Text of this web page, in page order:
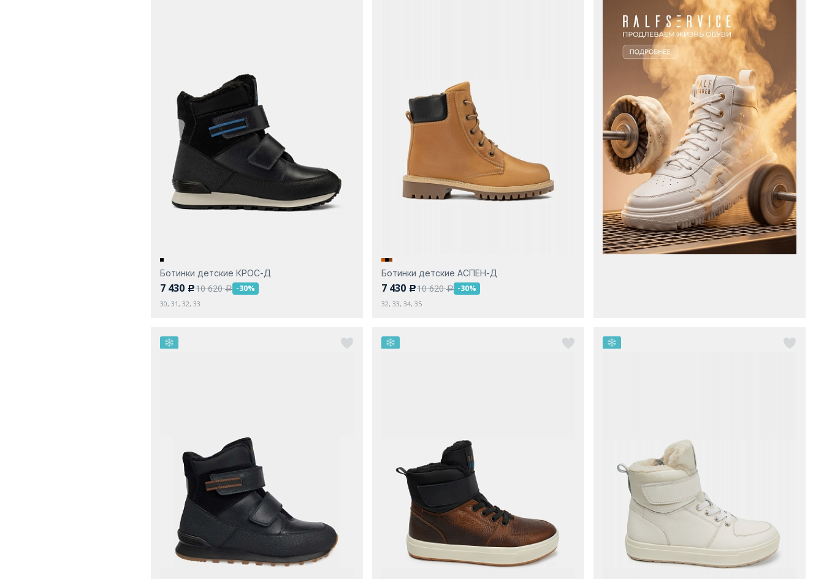
Ботинки детские КРОС-Д
7 430 c10 620a -30%
30, 31, 32, 33
Ботинки детские АСПЕН-Д
7 430 c10 620a -30%
32, 33, 34, 35